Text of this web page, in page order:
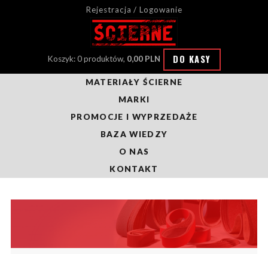
Rejestracja / Logowanie
Koszyk: 0 produktów, 0,00 PLN DO KASY
MATERIAŁY ŚCIERNE
MARKI
PROMOCJE I WYPRZEDAŻE
BAZA WIEDZY
O NAS
KONTAKT